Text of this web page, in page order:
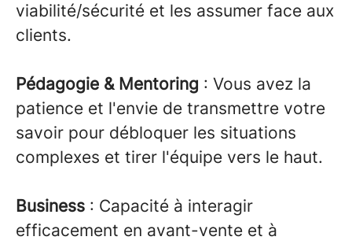
viabilité/sécurité et les assumer face aux
clients.
Pédagogie & Mentoring : Vous avez la
patience et l'envie de transmettre votre
savoir pour débloquer les situations
complexes et tirer l'équipe vers le haut.
Business : Capacité à interagir
efficacement en avant-vente et à